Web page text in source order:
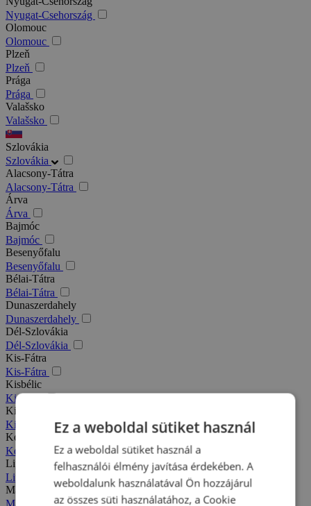
Nyugat-Csehország
Olomouc
Olomouc
Plzeň
Plzeň
Prága
Prága
Valašsko
Valašsko
Szlovákia
Szlovákia
Alacsony-Tátra
Alacsony-Tátra
Árva
Árva
Bajmóc
Bajmóc
Besenyőfalu
Besenyőfalu
Bélai-Tátra
Bélai-Tátra
Dunaszerdahely
Dunaszerdahely
Dél-Szlovákia
Dél-Szlovákia
Kis-Fátra
Kis-Fátra
Kisbélic
Kisbélic
Kiszucai-Beszkidek
Kiszucai-Beszkidek
Komárno
Komárno
Liptó
Liptó
Magas-Tátra
Ez a weboldal sütiket használ
Ez a weboldal sütiket használ a
felhasználói élmény javítása érdekében. A
weboldalunk használatával Ön hozzájárul
az összes süti használatához, a Cookie